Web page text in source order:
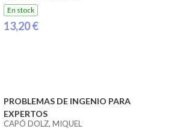
En stock
13,20 €
PROBLEMAS DE INGENIO PARA
EXPERTOS
CAPÓ DOLZ, MIQUEL